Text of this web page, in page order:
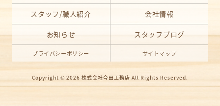
スタッフ/職人紹介 会社情報
お知らせ スタッフブログ
プライバシーポリシー サイトマップ
Copyright © 2026 株式会社今田工務店 All Rights Reserved.